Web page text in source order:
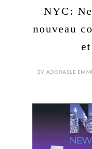
NYC:
nouveau
BY ADORABLE